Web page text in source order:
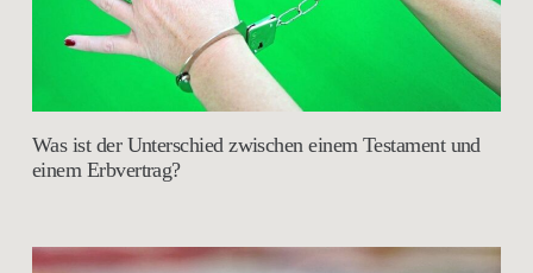
Was ist der Unterschied zwischen einem Testament und
einem Erbvertrag?